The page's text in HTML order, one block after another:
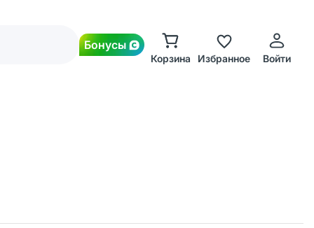
Бонусы
Корзина Избранное Войти